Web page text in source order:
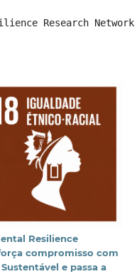
Research
Resilience
compromisso com
e passa a